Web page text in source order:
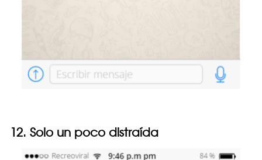
12. Solo un poco distraída